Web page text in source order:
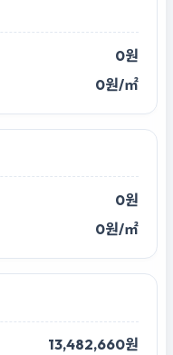
0원
0원/㎡
0원
0원/㎡
13,482,660원